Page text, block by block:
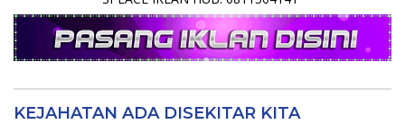
KEJAHATAN ADA DISEKITAR KITA